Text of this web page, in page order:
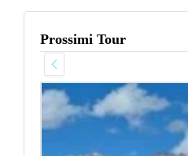
Prossimi Tour